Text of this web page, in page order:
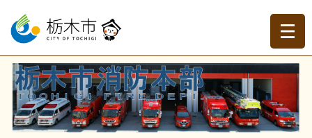
ー
の
す。
ニ
ー
現在地
トップページ >栃木市消防本部 > 消防本部>消防本部ト
ピックス>>消防防災ヘリ「おおるり」と合同訓練を実施
しました。